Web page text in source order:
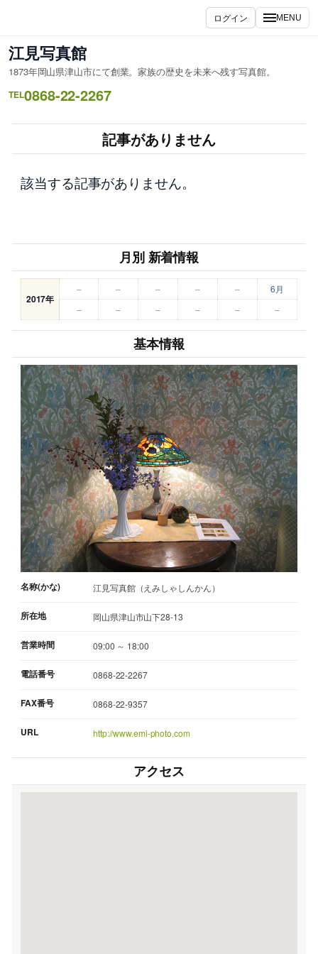
を
ス
キ
ッ
ログイン MENU
江見写真館
1873年岡山県津山市にて創業。家族の歴史を未来へ残す写真館。
TEL0868-22-2267
記事がありません
該当する記事がありません。
月別 新着情報
2017年
– – – – –
6月
–
– – – – –
基本情報
名称(かな) 江見写真館（えみしゃしんかん）
所在地 岡山県津山市山下28-13
営業時間 09:00 ～ 18:00
電話番号 0868-22-2267
FAX番号 0868-22-9357
URL http://www.emi-photo.com
アクセス